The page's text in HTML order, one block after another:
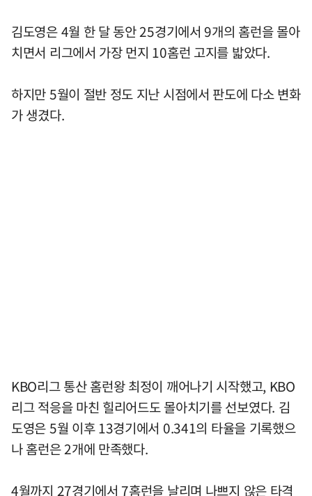
김도영은 4월 한 달 동안 25경기에서 9개의 홈런을 몰아
치면서 리그에서 가장 먼지 10홈런 고지를 밟았다.
하지만 5월이 절반 정도 지난 시점에서 판도에 다소 변화
가 생겼다.
KBO리그 통산 홈런왕 최정이 깨어나기 시작했고, KBO
리그 적응을 마친 힐리어드도 몰아치기를 선보였다. 김
도영은 5월 이후 13경기에서 0.341의 타율을 기록했으
나 홈런은 2개에 만족했다.
4월까지 27경기에서 7홈런을 날리며 나쁘지 않은 타격